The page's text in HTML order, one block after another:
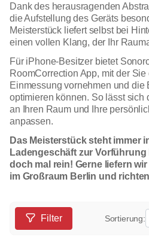
Dank des herausragenden
die Aufstellung des Geräts
Meisterstück liefert selbst bei
einen vollen Klang, der Ihr
Für iPhone-Besitzer bietet
RoomCorrection App, mit der
Einmessung vornehmen und
optimieren können. So lässt sich
an Ihren Raum und Ihre
anpassen.
Das Meisterstück steht immer
Ladengeschäft zur Vorführung
doch mal rein! Gerne liefern
im Großraum Berlin und
Filter Sortierung: